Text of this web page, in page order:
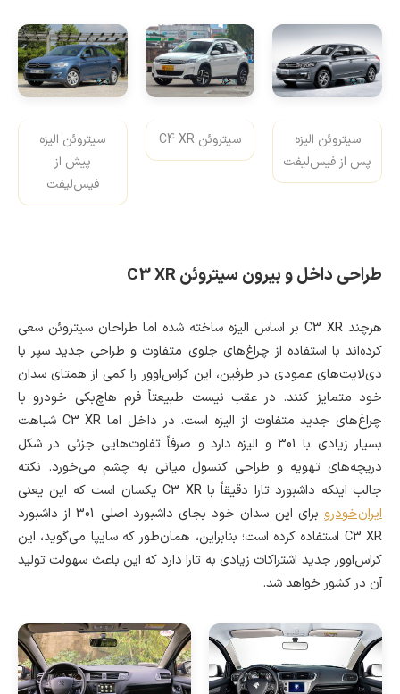
سیتروئن الیزه
پس از فیس‌لیفت
سیتروئن C4 XR
سیتروئن الیزه
پیش از
فیس‌لیفت
طراحی داخل و بیرون سیتروئنC3 XR
هرچند C3 XR بر اساس الیزه ساخته شده اما طراحان سیتروئن سعی
کرده‌اند با استفاده از چراغ‌های جلوی متفاوت و طراحی جدید سپر با
دی‌لایت‌های عمودی در طرفین، این کراس‌اوور را کمی از همتای سدان
خود متمایز کنند. در عقب نیست طبیعتاً فرم هاچ‌بکی خودرو با
چراغ‌های جدید متفاوت از الیزه است. در داخل اما C3 XR شباهت
بسیار زیادی با 301 و الیزه دارد و صرفاً تفاوت‌هایی جزئی در شکل
دریچه‌های تهویه و طراحی کنسول میانی به چشم می‌خورد. نکته
جالب اینکه داشبورد تارا دقیقاً با C3 XR یکسان است که این یعنی
ایران‌خودرو
برای این سدان خود بجای داشبورد اصلی 301 از داشبورد
C3 XR استفاده کرده است؛ بنابراین، همان‌طور که سایپا می‌گوید، این
کراس‌اوور جدید اشتراکات زیادی به تارا دارد که این باعث سهولت تولید
آن در کشور خواهد شد.